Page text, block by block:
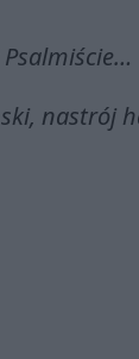
nastrój